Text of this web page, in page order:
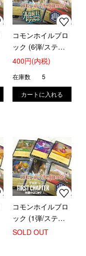
コモンホイルブロ
ック (6弾/スティ
ール)
400円(内税)
在庫数 5
コモンホイルブロ
ック (1弾/スティ
ール)
SOLD OUT